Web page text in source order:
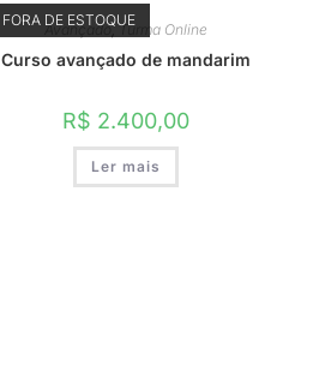
FORA DE ESTOQUE
Avançado,Turma Online
Curso avançado de mandarim
R$ 2.400,00
Ler mais